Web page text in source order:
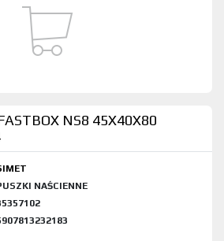
NS8 45X40X80
NAŚCIENNE